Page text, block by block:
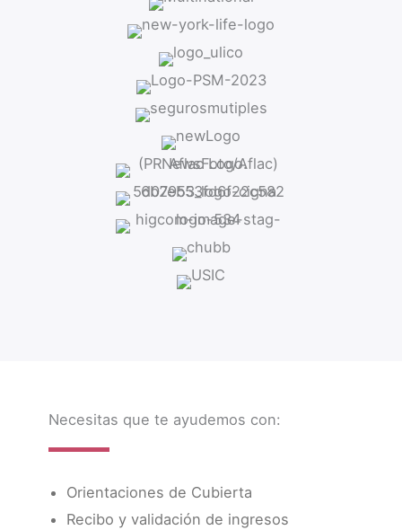
Necesitas que te ayudemos con:
Orientaciones de Cubierta
Recibo y validación de ingresos